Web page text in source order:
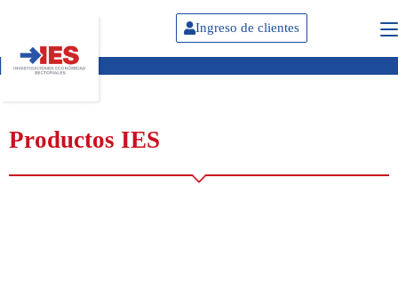
Ingreso de clientes
Productos IES